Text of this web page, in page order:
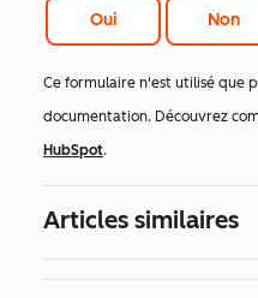
Oui Non
Ce formulaire n'est utilisé que
documentation. Découvrez
HubSpot.
Articles similaires